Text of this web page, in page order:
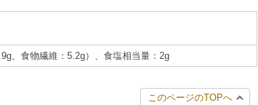
、食物繊維：5.2g）、食塩相当量：2g
このページのTOPへ